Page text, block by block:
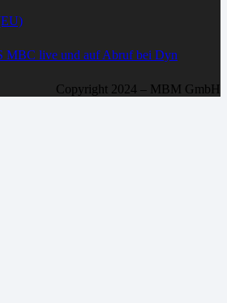
live und auf Abruf bei Dyn
Copyright 2024 – MBM GmbH